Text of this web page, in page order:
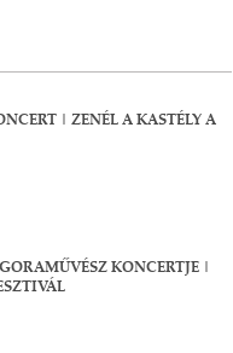
| ZENÉL A KASTÉLY A
KONCERTJE |